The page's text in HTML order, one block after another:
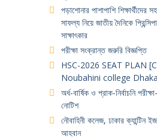
পড়াশোনার পাশাপাশি শিক্ষার্থীদের
সাফল্য নিয়ে জাতীয় দৈনিকে
সাক্ষাৎকার
পরীক্ষা সংক্রান্ত জরুরি বিজ্ঞপ্তি
HSC-2026 SEAT PLAN
Noubahini college
অর্ধ-বার্ষিক ও প্রাক-নির্বাচনি
নোটিশ
নৌবাহিনী কলেজ, ঢাকার ক্যান্টিন
আহবান